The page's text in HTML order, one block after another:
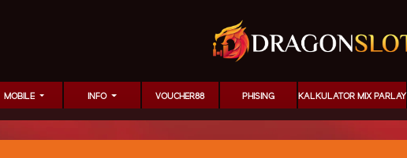
MOBILE INFO VOUCHER88 PHISING KALKULATOR MIX PARLAY